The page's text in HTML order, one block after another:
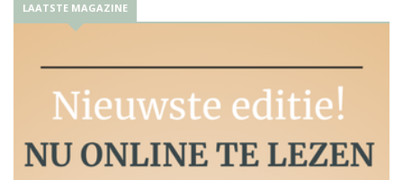
LAATSTE MAGAZINE